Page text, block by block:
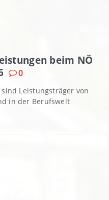
beim NÖ
0
Leistungsträger von
in der Berufswelt